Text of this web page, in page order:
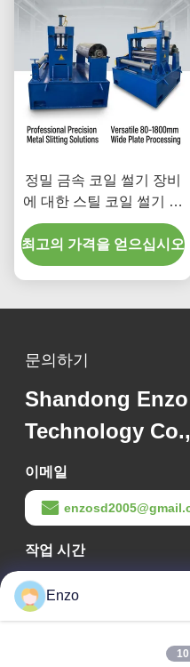
정밀 금속 코일 썰기 장비
에 대한 스틸 코일 썰기 폭
범위 10mm ~ 1500mm 및
판 두께 범위 0.1 ~ 4mm
최고의 가격을 얻으십시오
문의하기
Shandong
Technology
이메일
작업 시간
08:00-17:00
우리 주소
Enzo